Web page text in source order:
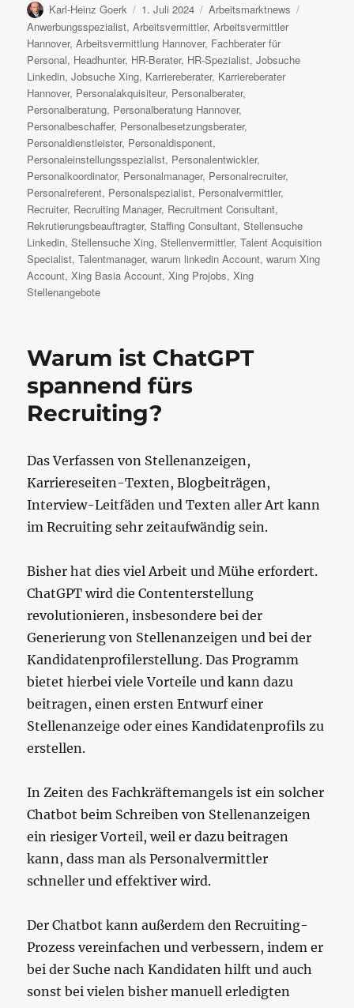
Autor
Karl-Heinz Goerk
Veröffentlicht
am
1. Juli 2024 Kategorien
Arbeitsmarktnews
Anwerbungsspezialist,Arbeitsvermittler,Arbeitsvermittler
Hannover,Arbeitsvermittlung Hannover, Fachberater für
Personal, Headhunter, HR-Berater, HR-Spezialist,Jobsuche
Linkedin,Jobsuche Xing, Karriereberater, Karriereberater
Hannover, Personalakquisiteur, Personalberater,
Personalberatung, Personalberatung Hannover,
Personalbeschaffer, Personalbesetzungsberater,
Personaldienstleister, Personaldisponent,
Personaleinstellungsspezialist, Personalentwickler,
Personalkoordinator, Personalmanager, Personalrecruiter,
Personalreferent, Personalspezialist, Personalvermittler,
Recruiter, Recruiting Manager, Recruitment Consultant,
Rekrutierungsbeauftragter,Staffing Consultant,Stellensuche
Linkedin,Stellensuche Xing,Stellenvermittler,Talent Acquisition
Specialist,Talentmanager,warum linkedin Account,warum Xing
Account,Xing Basia Account,Xing Projobs,Xing
Stellenangebote
Warum ist ChatGPT
spannend fürs
Recruiting?
‍Das Verfassen von Stellenanzeigen,
Karriereseiten-Texten, Blogbeiträgen,
Interview-Leitfäden und Texten aller Art kann
im Recruiting sehr zeitaufwändig sein.
Bisher hat dies viel Arbeit und Mühe erfordert.
ChatGPT wird die Contenterstellung
revolutionieren, insbesondere bei der
Generierung von Stellenanzeigen und bei der
Kandidatenprofilerstellung. Das Programm
bietet hierbei viele Vorteile und kann dazu
beitragen, einen ersten Entwurf einer
Stellenanzeige oder eines Kandidatenprofils zu
erstellen.
In Zeiten des Fachkräftemangels ist ein solcher
Chatbot beim Schreiben von Stellenanzeigen
ein riesiger Vorteil, weil er dazu beitragen
kann, dass man als Personalvermittler
schneller und effektiver wird.
Der Chatbot kann außerdem den Recruiting-
Prozess vereinfachen und verbessern, indem er
bei der Suche nach Kandidaten hilft und auch
sonst bei vielen bisher manuell erledigten